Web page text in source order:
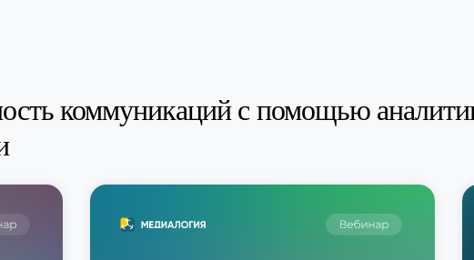
коммуникаций с помощью